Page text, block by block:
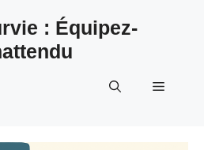
: Équipez-
Menu